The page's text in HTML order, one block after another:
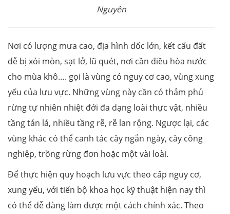
Nguyên
Nơi có lượng mưa cao, địa hình dốc lớn, kết cấu đất
dễ bị xói mòn, sạt lở, lũ quét, nơi cần điều hòa nước
cho mùa khô…. gọi là vùng có nguy cơ cao, vùng xung
yếu của lưu vực. Những vùng này cần có thảm phủ
rừng tự nhiên nhiệt đới đa dạng loài thực vật, nhiều
tầng tán lá, nhiều tầng rễ, rễ lan rộng. Ngược lại, các
vùng khác có thể canh tác cây ngắn ngày, cây công
nghiệp, trồng rừng đơn hoặc một vài loài.
Để thực hiện quy hoạch lưu vực theo cấp nguy cơ,
xung yếu, với tiến bộ khoa học kỹ thuật hiện nay thì
có thể dễ dàng làm được một cách chính xác. Theo